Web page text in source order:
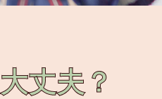
大丈夫？